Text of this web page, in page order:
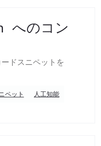
へのコン
ドスニペットを
ペット
人工知能